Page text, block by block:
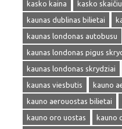
kasko kaina
kasko
kaunas dublinas bilietai
kaunas londonas autobusu
kaunas londonas pigus
kaunas londonas skrydziai
kaunas viesbutis
kauno
kauno aerouostas bilietai
kauno oro uostas
kauno